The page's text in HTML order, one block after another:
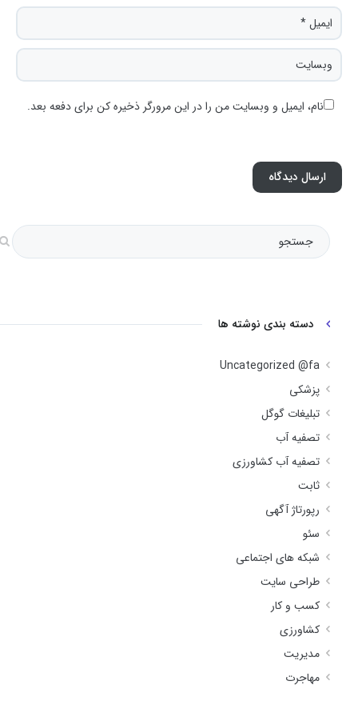
نام، ایمیل و وبسایت من را در این مرورگر ذخیره کن برای دفعه بعد.
دسته بندی نوشته ها
Uncategorized @fa
پزشکی
تبلیغات گوگل
تصفیه آب
تصفیه آب کشاورزی
ثابت
رپورتاژ آگهی
سئو
شبکه های اجتماعی
طراحی سایت
کسب و کار
کشاورزی
مدیریت
مهاجرت